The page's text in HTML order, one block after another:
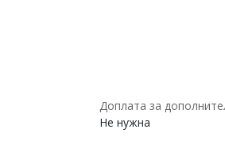
Доплата за
Не нужна